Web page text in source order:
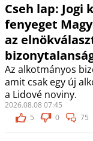
Cseh lap: Jogi
fenyeget
az
Az alkotmányos
amit csak egy új
a Lidové noviny.
2026.08.08 07:45
5
0 75